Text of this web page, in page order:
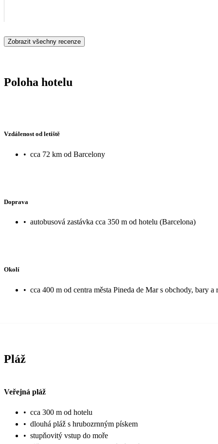
Zobrazit všechny recenze
Poloha hotelu
Vzdálenost od letiště
• cca 72 km od Barcelony
Doprava
• autobusová zastávka cca 350 m od hotelu (Barcelona)
Okolí
• cca 400 m od centra města Pineda de Mar s obchody, bary a
Pláž
Veřejná pláž
• cca 300 m od hotelu
• dlouhá pláž s hrubozrnným pískem
• stupňovitý vstup do moře